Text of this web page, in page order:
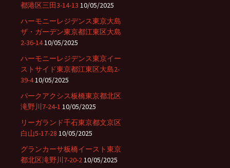
都港区三田3-14-13 10/05/2025
ハーモニーレジデンス東京大島
ザ・ガーデン東京都江東区大島
2-36-1410/05/2025
ハーモニーレジデンス東京イー
ストサイド東京都江東区大島2-
39-410/05/2025
パークアクシス板橋東京都北区
滝野川7-24-1 10/05/2025
リーガランド千石東京都文京区
白山5-17-28 10/05/2025
グランカーサ板橋イースト東京
都北区滝野川7-20-210/05/2025